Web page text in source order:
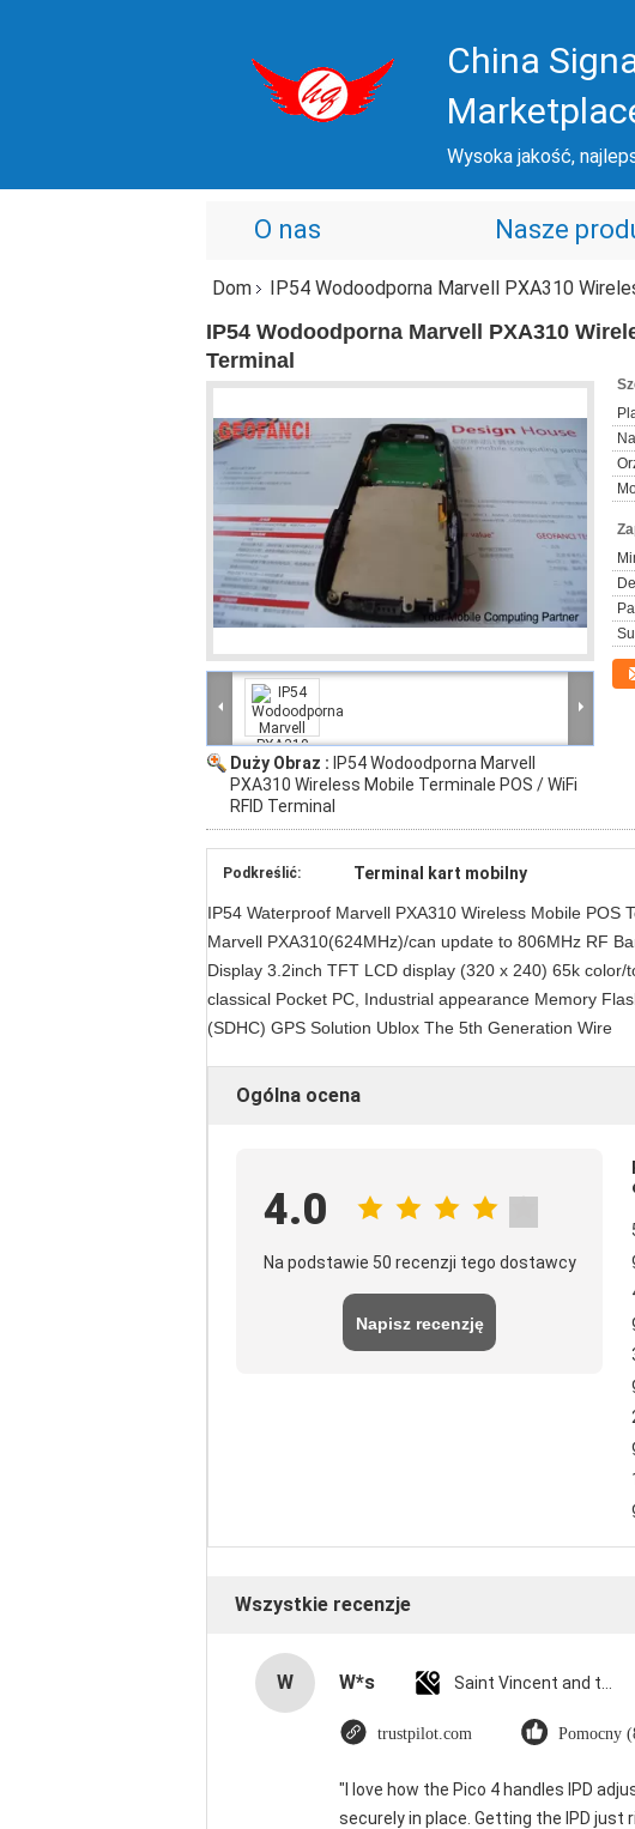
China
Wysoka jakość,
O nas Nasze
Dom IP54 Wodoodporna Marvell PXA310
IP54 Wodoodporna Marvell PXA310
Terminal
Duży Obraz : IP54 Wodoodporna Marvell
PXA310 Wireless Mobile Terminale POS / WiFi
RFID Terminal
Podkreślić: Terminal kart mobilny
IP54 Waterproof Marvell PXA310 Wireless Mobile POS
Marvell PXA310(624MHz)/can update to 806MHz RF
Display 3.2inch TFT LCD display (320 x 240) 65k
classical Pocket PC, Industrial appearance Memory
(SDHC) GPS Solution Ublox The 5th Generation Wire
Ogólna ocena
4.0
Na podstawie 50 recenzji tego dostawcy
Napisz recenzję
Wszystkie recenzje
W W*s
trustpilot.com Pomocny
"I love how the Pico 4 handles IPD
securely in place. Getting the IPD just